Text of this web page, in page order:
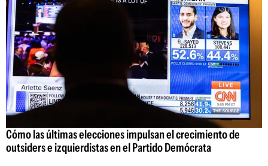
Cómo las últimas elecciones impulsan el crecimiento de
outsiders e izquierdistas en el Partido Demócrata